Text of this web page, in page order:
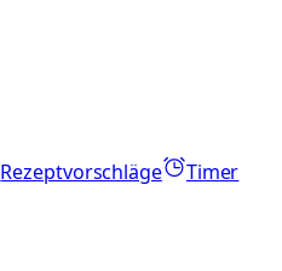
Rezeptvorschläge
Timer